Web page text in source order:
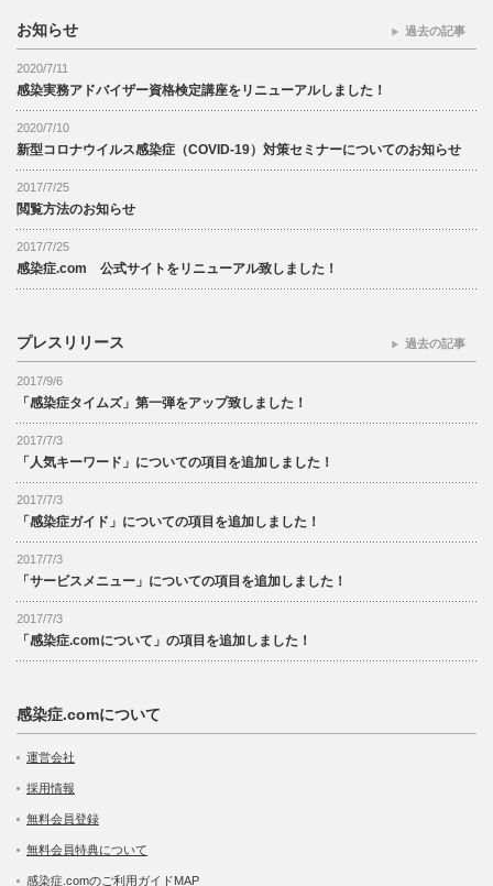
お知らせ
2020/7/11
感染実務アドバイザー資格検定講座をリニューアルしました！
2020/7/10
新型コロナウイルス感染症（COVID-19）対策セミナーについてのお知らせ
2017/7/25
閲覧方法のお知らせ
2017/7/25
感染症.com 公式サイトをリニューアル致しました！
過去の記事
プレスリリース
2017/9/6
「感染症タイムズ」第一弾をアップ致しました！
2017/7/3
「人気キーワード」についての項目を追加しました！
2017/7/3
「感染症ガイド」についての項目を追加しました！
2017/7/3
「サービスメニュー」についての項目を追加しました！
2017/7/3
「感染症.comについて」の項目を追加しました！
過去の記事
感染症.comについて
運営会社
採用情報
無料会員登録
無料会員特典について
感染症.comのご利用ガイドMAP